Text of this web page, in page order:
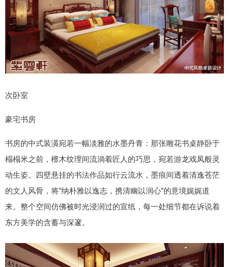
次卧室
豪宅书房
书房的中式装潢宛若一幅淡雅的水墨丹青：那张雕花书桌静卧于
榻榻米之前，檀木纹理间流淌着匠人的巧思，宛若游龙戏凤般灵
动生姿。四壁悬挂的书法作品如行云流水，墨痕间透着清逸苍茫
的文人风骨，将"纳朴雅以逸志，携清幽以润心"的意境娓娓道
来。整个空间仿佛被时光浸润过的宣纸，每一处细节都在诉说着
东方美学的含蓄与深邃。